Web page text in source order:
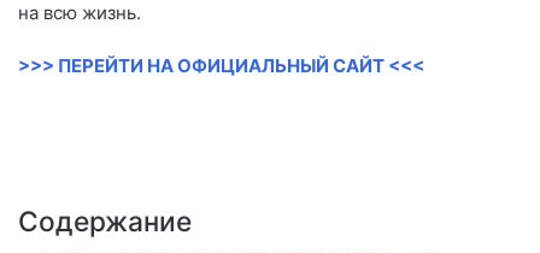
на всю жизнь.
>>> ПЕРЕЙТИ НА ОФИЦИАЛЬНЫЙ САЙТ <<<
Содержание